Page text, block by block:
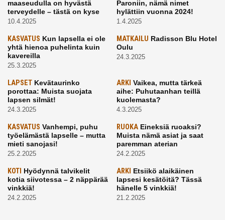
maaseudulla on hyvästä
terveydelle – tästä on kyse
10.4.2025
Paroniin, nämä nimet
hylättiin vuonna 2024!
1.4.2025
KASVATUS Kun lapsella ei ole
yhtä hienoa puhelinta kuin
kavereilla
25.3.2025
MATKAILU Radisson Blu Hotel
Oulu
24.3.2025
LAPSET Kevätaurinko
porottaa: Muista suojata
lapsen silmät!
24.3.2025
ARKI Vaikea, mutta tärkeä
aihe: Puhutaanhan teillä
kuolemasta?
4.3.2025
KASVATUS Vanhempi, puhu
työelämästä lapselle – mutta
mieti sanojasi!
25.2.2025
RUOKAEineksiä ruoaksi?
Muista nämä asiat ja saat
paremman aterian
24.2.2025
KOTI Hyödynnä talvikelit
kotia siivotessa – 2 näppärää
vinkkiä!
24.2.2025
ARKI Etsiikö alaikäinen
lapsesi kesätöitä? Tässä
hänelle 5 vinkkiä!
21.2.2025